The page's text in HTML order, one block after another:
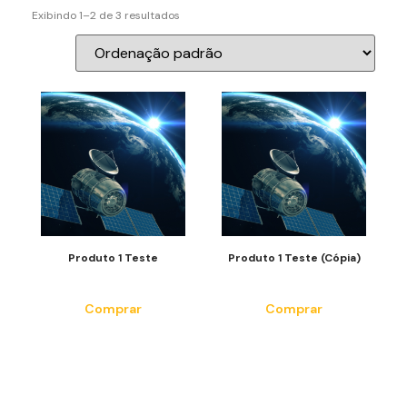
Exibindo 1–2 de 3 resultados
Produto 1 Teste
Comprar
Produto 1 Teste (cópia)
Comprar